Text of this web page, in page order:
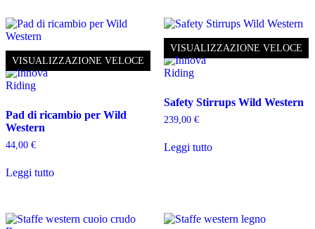
VISUALIZZAZIONE VELOCE
Pad di ricambio per Wild
Western
44,00 €
Leggi tutto
VISUALIZZAZIONE VELOCE
Safety Stirrups Wild Western
239,00 €
Leggi tutto